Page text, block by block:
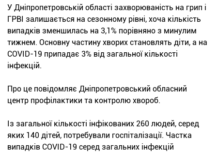
У Дніпропетровській області захворюваність на грип і
ГРВІ залишається на сезонному рівні, хоча кількість
випадків зменшилась на 3,1% порівняно з минулим
тижнем. Основну частину хворих становлять діти, а на
COVID-19 припадає 3% від загальної кількості
інфекцій.
Про це повідомляє Дніпропетровський обласний
центр профілактики та контролю хвороб.
Із загальної кількості інфікованих 260 людей, серед
яких 140 дітей, потребували госпіталізації. Частка
випадків COVID-19 серед загальних інфекцій